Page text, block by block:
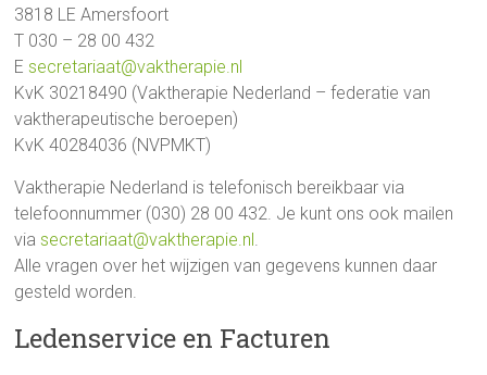
3818 LE Amersfoort
T 030 – 28 00 432
Esecretariaat@vaktherapie.nl
KvK 30218490 (Vaktherapie Nederland – federatie van
vaktherapeutische beroepen)
KvK 40284036 (NVPMKT)
Vaktherapie Nederland is telefonisch bereikbaar via
telefoonnummer (030) 28 00 432. Je kunt ons ook mailen
viasecretariaat@vaktherapie.nl.
Alle vragen over het wijzigen van gegevens kunnen daar
gesteld worden.
Ledenservice en Facturen